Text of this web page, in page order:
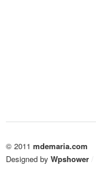
© 2011 mdemaria.com
Designed by Wpshower /